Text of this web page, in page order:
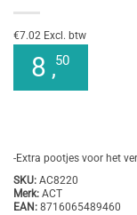
€7.02 Excl. btw
8 ,50
-Extra pootjes voor het
SKU: AC8220
Merk: ACT
EAN: 8716065489460